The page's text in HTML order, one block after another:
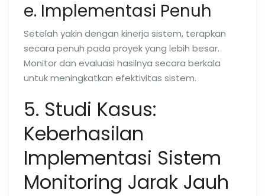
e. Implementasi Penuh
Setelah yakin dengan kinerja sistem, terapkan
secara penuh pada proyek yang lebih besar.
Monitor dan evaluasi hasilnya secara berkala
untuk meningkatkan efektivitas sistem.
5. Studi Kasus:
Keberhasilan
Implementasi Sistem
Monitoring Jarak Jauh